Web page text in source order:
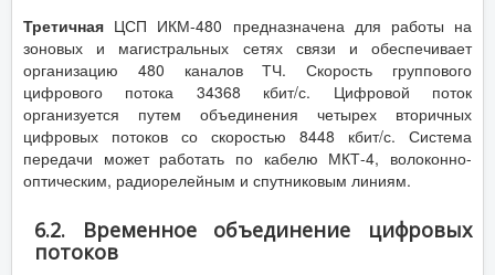
Третичная ЦСП ИКМ-480 предназначена для работы на
зоновых и магистральных сетях связи и обеспечивает
организацию 480 каналов ТЧ. Скорость группового
цифрового потока 34368 кбит/с. Цифровой поток
организуется путем объединения четырех вторичных
цифровых потоков со скоростью 8448 кбит/с. Система
передачи может работать по кабелю МКТ-4, волоконно-
оптическим, радиорелейным и спутниковым линиям.
6.2. Временное объединение цифровых
потоков